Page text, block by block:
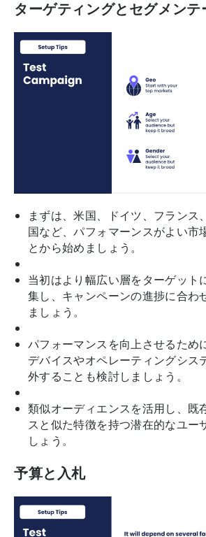
ターゲティングとセグメンテ
まずは、米国、ドイツ、フランス
国など、パフォマーンスがよい市
とから始めましょう。
当初はより幅広い層をターゲット
集し、キャンペーンの進捗に合わ
ましょう。
パフォーマンスを向上させるため
デバイスやオペレーティングシス
外することも検討しましょう。
類似オーディエンスを活用し、既
スと似た特徴を持つ潜在的なユー
しょう。
予算と入札